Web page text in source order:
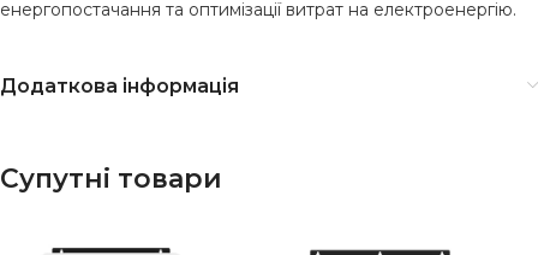
енергопостачання та оптимізації витрат на електроенергію.
Додаткова інформація
Супутні товари